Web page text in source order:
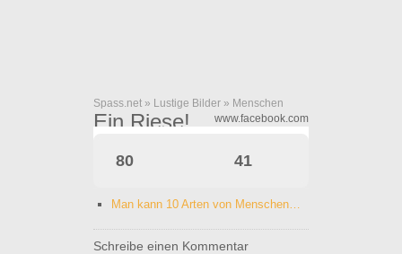
Spass.net » Lustige Bilder » Menschen
Ein Riese! www.facebook.com
80 41
Man kann 10 Arten von Menschen…
Schreibe einen Kommentar